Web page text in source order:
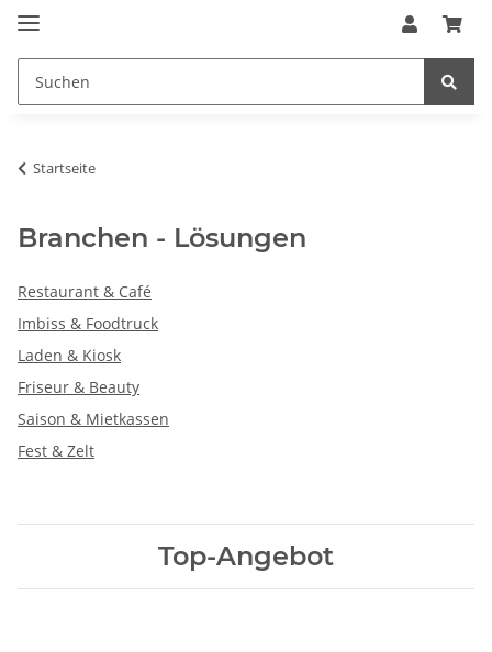
Startseite
Branchen - Lösungen
Restaurant & Café
Imbiss & Foodtruck
Laden & Kiosk
Friseur & Beauty
Saison & Mietkassen
Fest & Zelt
Top-Angebot